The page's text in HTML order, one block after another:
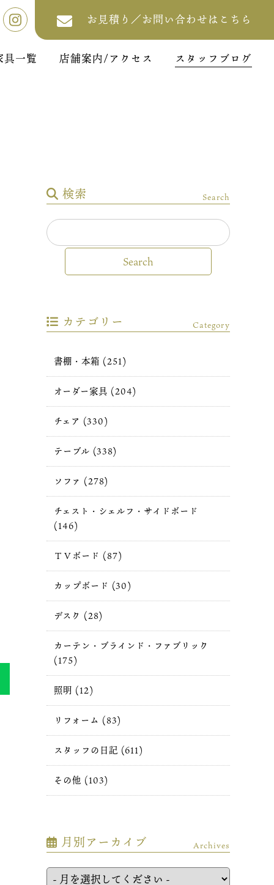
お見積り／お問い合わせはこちら
具一覧 店舗案内/アクセス スタッフブログ
検索 Search
カテゴリー Category
書棚・本箱 (251)
オーダー家具 (204)
チェア (330)
テーブル (338)
ソファ (278)
チェスト・シェルフ・サイドボード
(146)
ＴＶボード (87)
カップボード (30)
デスク (28)
カーテン・ブラインド・ファブリック
(175)
照明 (12)
リフォーム (83)
スタッフの日記 (611)
その他 (103)
月別アーカイブ Archives